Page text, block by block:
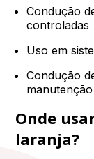
Condução
controladas
Uso em
Condução
manutenção
Onde
laranja?